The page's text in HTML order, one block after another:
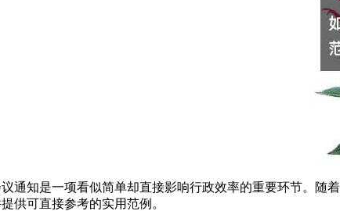
通知是一项看似简单却直接影响行政效率的重要环节。
供可直接参考的实用范例。